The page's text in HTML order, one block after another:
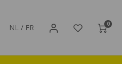
NL / FR 0